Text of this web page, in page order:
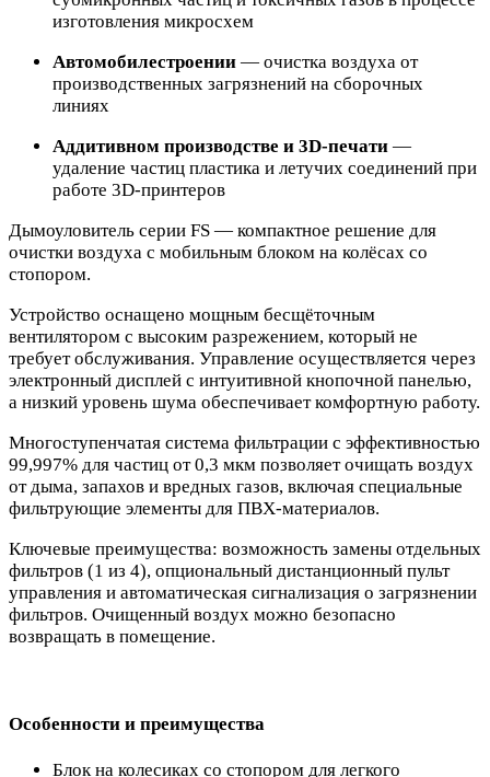
изготовления микросхем
Автомобилестроении — очистка воздуха от
производственных загрязнений на сборочных
линиях
Аддитивном производстве и 3D-печати —
удаление частиц пластика и летучих соединений при
работе 3D-принтеров
Дымоуловитель серии FS — компактное решение для
очистки воздуха с мобильным блоком на колёсах со
стопором.
Устройство оснащено мощным бесщёточным
вентилятором с высоким разрежением, который не
требует обслуживания. Управление осуществляется через
электронный дисплей с интуитивной кнопочной панелью,
а низкий уровень шума обеспечивает комфортную работу.
Многоступенчатая система фильтрации с эффективностью
99,997% для частиц от 0,3 мкм позволяет очищать воздух
от дыма, запахов и вредных газов, включая специальные
фильтрующие элементы для ПВХ-материалов.
Ключевые преимущества: возможность замены отдельных
фильтров (1 из 4), опциональный дистанционный пульт
управления и автоматическая сигнализация о загрязнении
фильтров. Очищенный воздух можно безопасно
возвращать в помещение.
Особенности и преимущества
Блок на колесиках со стопором для легкого